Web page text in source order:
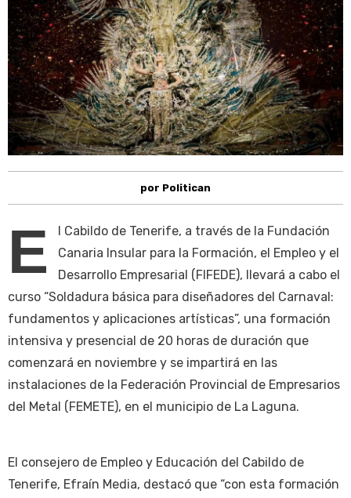
por Politican
E
l Cabildo de Tenerife, a través de la Fundación
Canaria Insular para la Formación, el Empleo y el
Desarrollo Empresarial (FIFEDE), llevará a cabo el
curso “Soldadura básica para diseñadores del Carnaval:
fundamentos y aplicaciones artísticas”, una formación
intensiva y presencial de 20 horas de duración que
comenzará en noviembre y se impartirá en las
instalaciones de la Federación Provincial de Empresarios
del Metal (FEMETE), en el municipio de La Laguna.
El consejero de Empleo y Educación del Cabildo de
Tenerife, Efraín Media, destacó que “con esta formación